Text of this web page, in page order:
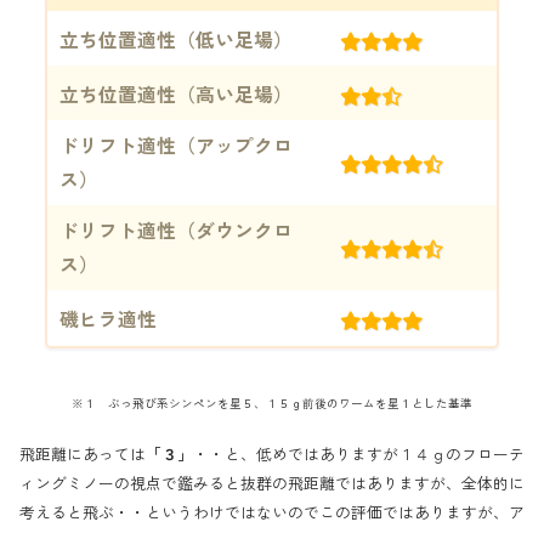
立ち位置適性（低い足場）
立ち位置適性（高い足場）
ドリフト適性（アップクロ
ス）
(4.5)
ドリフト適性（ダウンクロ
ス）
(4.5)
磯ヒラ適性
※１ ぶっ飛び系シンペンを星５、１５ｇ前後のワームを星１とした基準
飛距離にあっては 「３」
・・と、低めではありますが１４ｇのフローテ
ィングミノーの視点で鑑みると抜群の飛距離ではありますが、全体的に
考えると飛ぶ・・というわけではないのでこの評価ではありますが、ア